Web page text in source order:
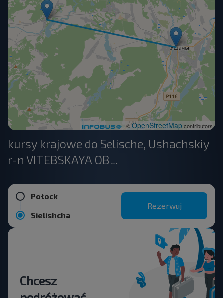
| ©OpenStreetMapcontributors
kursy krajowe do Selische, Ushachskiy
r-n VITEBSKAYA OBL.
Połock
Sielishcha
Rezerwuj
Chcesz
podróżować